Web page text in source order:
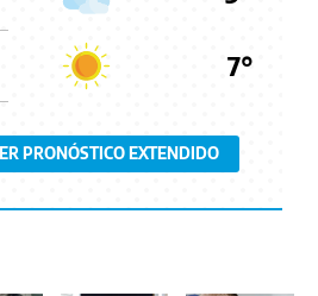
7°
PRONÓSTICO EXTENDIDO